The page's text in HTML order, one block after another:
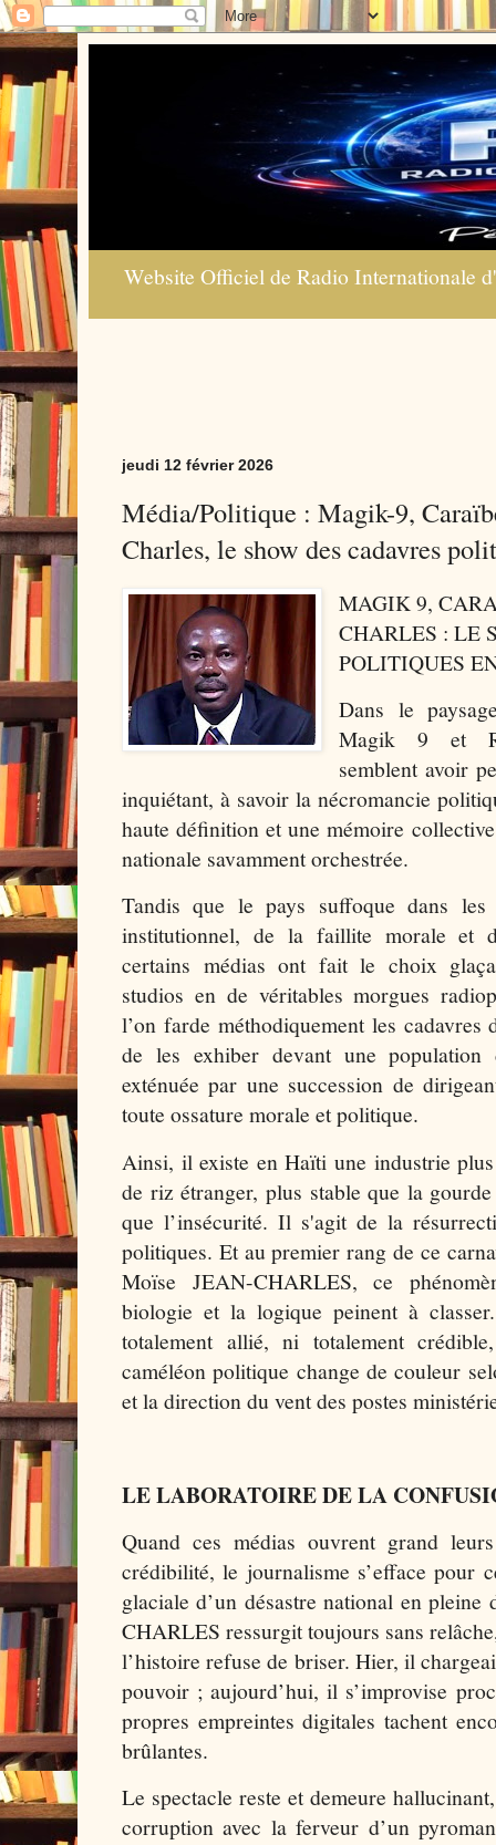
Website Officiel de Radio Internationale
jeudi 12 février 2026
Média/Politique : Magik-9,
Charles, le show des cadavres
MAGIK 9,
CHARLES : LE
POLITIQUES
Dans le
Magik 9 et
semblent avoir
inquiétant, à savoir la nécromancie
haute définition et une mémoire
nationale savamment orchestrée.
Tandis que le pays suffoque dans
institutionnel, de la faillite morale et
certains médias ont fait le choix
studios en de véritables morgues
l’on farde méthodiquement les
de les exhiber devant une population
exténuée par une succession de
toute ossature morale et politique.
Ainsi, il existe en Haïti une industrie
de riz étranger, plus stable que la
que l’insécurité. Il s'agit de la
politiques. Et au premier rang de ce
Moïse JEAN-CHARLES, ce
biologie et la logique peinent à
totalement allié, ni totalement
caméléon politique change de couleur
et la direction du vent des postes
LE LABORATOIRE DE LA
Quand ces médias ouvrent grand
crédibilité, le journalisme s’efface pour
glaciale d’un désastre national en
CHARLES ressurgit toujours sans
l’histoire refuse de briser. Hier, il
pouvoir ; aujourd’hui, il s’improvise
propres empreintes digitales tachent
brûlantes.
Le spectacle reste et demeure
corruption avec la ferveur d’un